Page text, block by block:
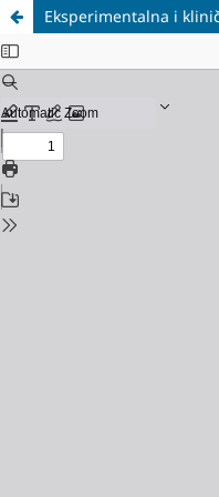
Eksperimentalna i